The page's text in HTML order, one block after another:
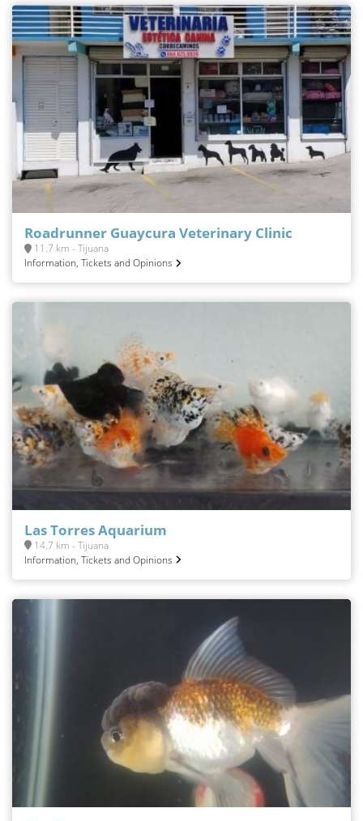
Roadrunner Guaycura Veterinary Clinic
11.7 km - Tijuana
Information, Tickets and Opinions
Las Torres Aquarium
14.7 km - Tijuana
Information, Tickets and Opinions